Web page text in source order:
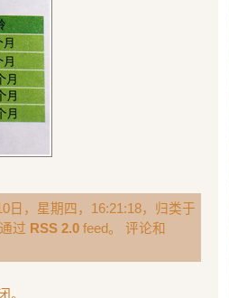
日，星期四，16:21:18，归类于
过 RSS 2.0 feed。 评论和
。